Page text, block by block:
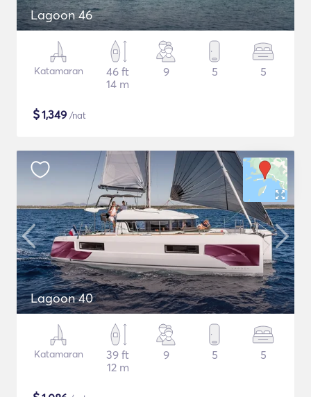
Lagoon 46
Katamaran
46 ft
14 m
9 5 5
$1,349 /nat
Lagoon 40
Katamaran
39 ft
12 m
9 5 5